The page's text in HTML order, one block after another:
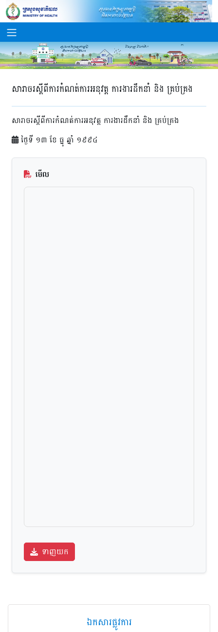
សារាចរស្តីពីការកំណត់ការអនុវត្ត ការងារដឹកនាំ និង គ្រប់គ្រង
សារាចរស្តីពីការកំណត់ការអនុវត្ត ការងារដឹកនាំ និង គ្រប់គ្រង
ថ្ងៃទី ១៣ ខែ ធ្នូ ឆ្នាំ ១៩៩៤
មើល
ទាញយក
ឯកសារផ្លូវការ